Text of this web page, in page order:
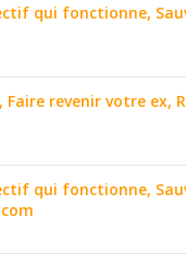
qui fonctionne,
revenir votre ex,
qui fonctionne,